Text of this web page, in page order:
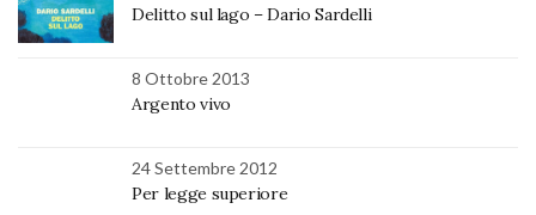
Delitto sul lago – Dario Sardelli
8 Ottobre 2013
Argento vivo
24 Settembre 2012
Per legge superiore